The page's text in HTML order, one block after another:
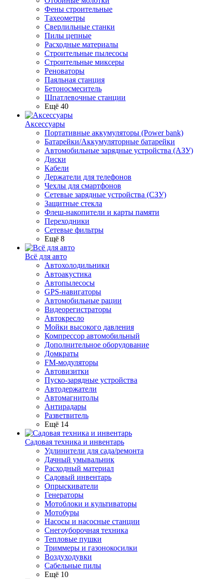
Фены строительные
Тахеометры
Сверлильные станки
Пилы цепные
Расходные материалы
Строительные пылесосы
Строительные миксеры
Реноваторы
Паяльная станция
Бетоносмеситель
Шпатлевочные станции
Ещё 40
Аксессуары
Портативные аккумуляторы (Power bank)
Батарейки/Аккумуляторные батарейки
Автомобильные зарядные устройства (АЗУ)
Диски
Кабели
Держатели для телефонов
Чехлы для смартфонов
Сетевые зарядные устройства (СЗУ)
Защитные стекла
Флеш-накопители и карты памяти
Переходники
Сетевые фильтры
Ещё 8
Всё для авто
Автохолодильники
Автоакустика
Автопылесосы
GPS-навигаторы
Автомобильные рации
Видеорегистраторы
Автокресло
Мойки высокого давления
Компрессор автомобильный
Дополнительное оборудование
Домкраты
FM-модуляторы
Автовизитки
Пуско-зарядные устройства
Автодержатели
Автомагнитолы
Антирадары
Разветвитель
Ещё 14
Садовая техника и инвентарь
Удлинители для сада/ремонта
Дачный умывальник
Расходный материал
Садовый инвентарь
Опрыскиватели
Генераторы
Мотоблоки и культиваторы
Мотобуры
Насосы и насосные станции
Снегоуборочная техника
Тепловые пушки
Триммеры и газонокосилки
Воздуходувки
Сабельные пилы
Ещё 10